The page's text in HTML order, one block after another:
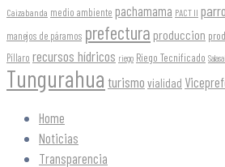
Caizabanda medio ambiente pachamama PACT II
manejos de páramos prefectura produccion
Píllaro recursos hídricos riego Riego Tecnificado
Tungurahua turismo vialidad
Home
Noticias
Transparencia